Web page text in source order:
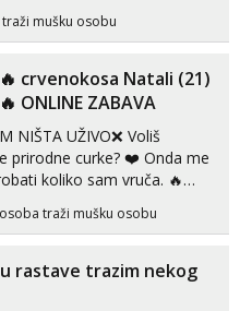
sperme Erotsko rublje
neljubim se Wha...
mušku osobu
crvenokosa Natali (21)
ONLINE ZABAVA
UŽIVO❌ Voliš
prirodne curke? ❤️ Onda me
koliko sam vruča.‎ ️‍🔥
koja ima 100%
💦 Misli su mi uvijek
ponudi možeš
po svojoj mjeri. Sexi videa
traži mušku osobu
rastave trazim nekog